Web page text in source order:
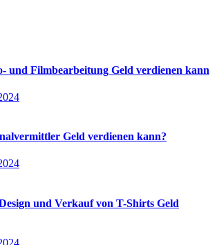
und Filmbearbeitung Geld verdienen kann
Geld verdienen kann?
und Verkauf von T-Shirts Geld